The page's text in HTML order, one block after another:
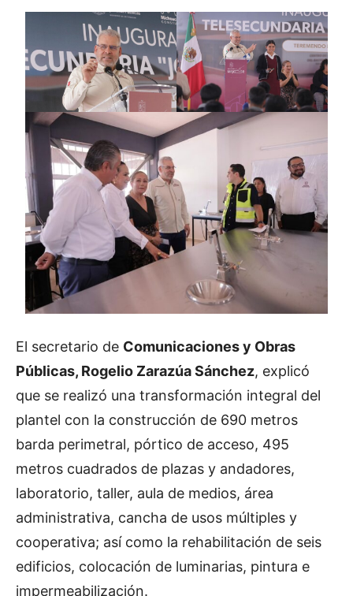
El secretario de Comunicaciones y Obras
Públicas, Rogelio Zarazúa Sánchez, explicó
que se realizó una transformación integral del
plantel con la construcción de 690 metros
barda perimetral, pórtico de acceso, 495
metros cuadrados de plazas y andadores,
laboratorio, taller, aula de medios, área
administrativa, cancha de usos múltiples y
cooperativa; así como la rehabilitación de seis
edificios, colocación de luminarias, pintura e
impermeabilización.